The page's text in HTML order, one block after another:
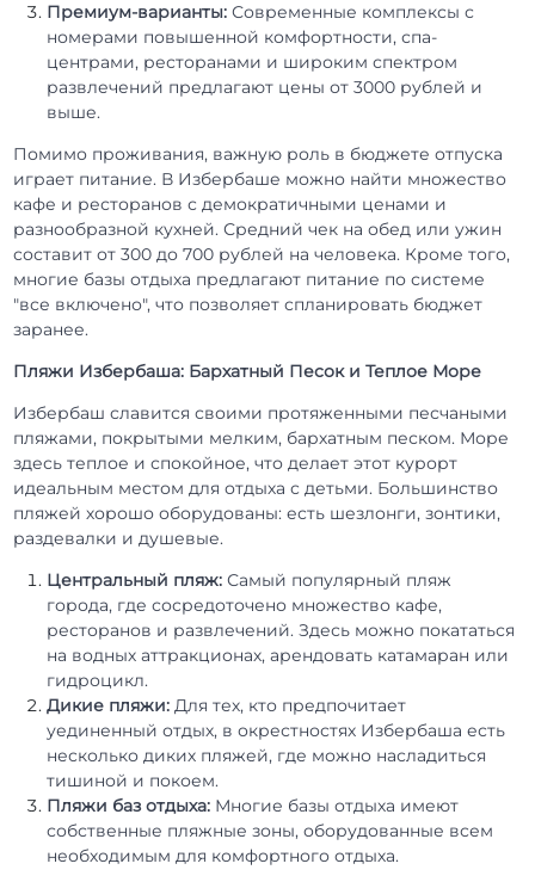
Премиум-варианты: Современные комплексы с
номерами повышенной комфортности, спа-
центрами, ресторанами и широким спектром
развлечений предлагают цены от 3000 рублей и
выше.
Помимо проживания, важную роль в бюджете отпуска
играет питание. В Избербаше можно найти множество
кафе и ресторанов с демократичными ценами и
разнообразной кухней. Средний чек на обед или ужин
составит от 300 до 700 рублей на человека. Кроме того,
многие базы отдыха предлагают питание по системе
"все включено", что позволяет спланировать бюджет
заранее.
Пляжи Избербаша: Бархатный Песок и Теплое Море
Избербаш славится своими протяженными песчаными
пляжами, покрытыми мелким, бархатным песком. Море
здесь теплое и спокойное, что делает этот курорт
идеальным местом для отдыха с детьми. Большинство
пляжей хорошо оборудованы: есть шезлонги, зонтики,
раздевалки и душевые.
Центральный пляж: Самый популярный пляж
города, где сосредоточено множество кафе,
ресторанов и развлечений. Здесь можно покататься
на водных аттракционах, арендовать катамаран или
гидроцикл.
Дикие пляжи: Для тех, кто предпочитает
уединенный отдых, в окрестностях Избербаша есть
несколько диких пляжей, где можно насладиться
тишиной и покоем.
Пляжи баз отдыха: Многие базы отдыха имеют
собственные пляжные зоны, оборудованные всем
необходимым для комфортного отдыха.